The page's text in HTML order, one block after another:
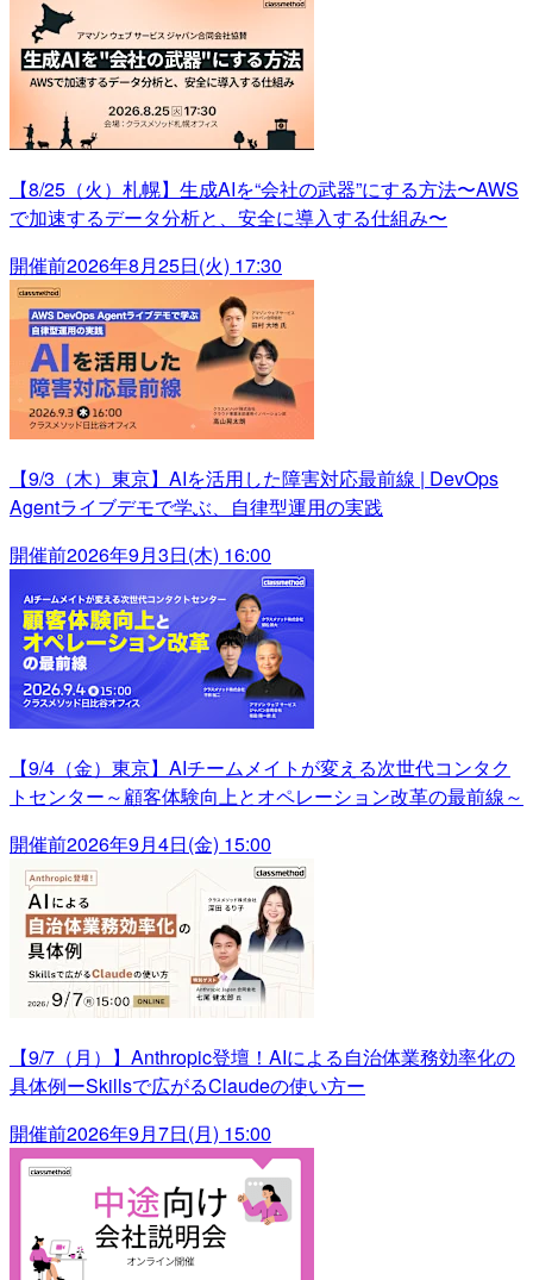
【8/25（火）札幌】生成AIを“会社の武器”にする方法〜AWS
で加速するデータ分析と、安全に導入する仕組み〜
開催前2026年8月25日(火) 17:30
【9/3（木）東京】AIを活用した障害対応最前線 | DevOps
Agentライブデモで学ぶ、自律型運用の実践
開催前2026年9月3日(木) 16:00
【9/4（金）東京】AIチームメイトが変える次世代コンタク
トセンター～顧客体験向上とオペレーション改革の最前線～
開催前2026年9月4日(金) 15:00
【9/7（月）】Anthropic登壇！AIによる自治体業務効率化の
具体例ーSkillsで広がるClaudeの使い方ー
開催前2026年9月7日(月) 15:00